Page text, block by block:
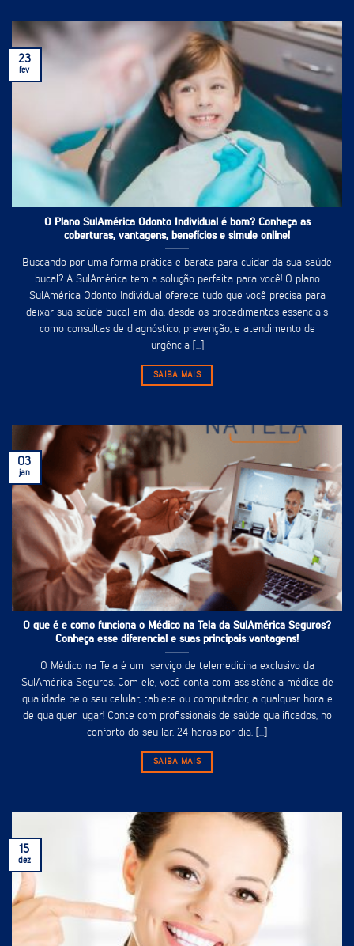
O Plano SulAmérica Odonto Individual é bom? Conheça as
coberturas, vantagens, benefícios e simule online!
Buscando por uma forma prática e barata para cuidar da sua saúde
bucal? A SulAmérica tem a solução perfeita para você! O plano
SulAmérica Odonto Individual oferece tudo que você precisa para
deixar sua saúde bucal em dia, desde os procedimentos essenciais
como consultas de diagnóstico, prevenção, e atendimento de
urgência [...]
SAIBA MAIS
23
fev
O que é e como funciona o Médico na Tela da SulAmérica Seguros?
Conheça esse diferencial e suas principais vantagens!
O Médico na Tela é um serviço de telemedicina exclusivo da
SulAmérica Seguros. Com ele, você conta com assistência médica de
qualidade pelo seu celular, tablete ou computador, a qualquer hora e
de qualquer lugar! Conte com profissionais de saúde qualificados, no
conforto do seu lar, 24 horas por dia, [...]
SAIBA MAIS
03
jan
15
dez